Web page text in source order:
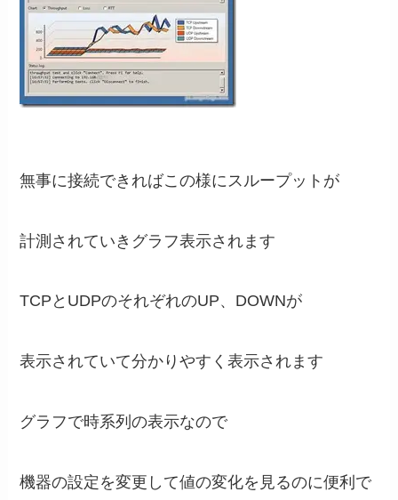
無事に接続できればこの様にスループットが
計測されていきグラフ表示されます
TCPとUDPのそれぞれのUP、DOWNが
表示されていて分かりやすく表示されます
グラフで時系列の表示なので
機器の設定を変更して値の変化を見るのに便利で